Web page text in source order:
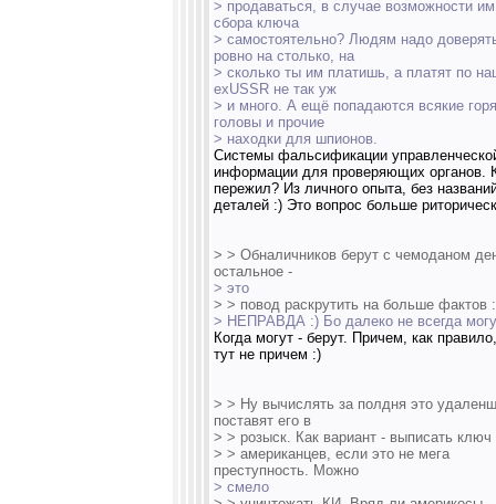
> продаваться, в случае возможности им
сбора ключа
> самостоятельно? Людям надо
ровно на столько, на
> сколько ты им платишь, а платят по
exUSSR не так уж
> и много. А ещё попадаются всякие
головы и прочие
> находки для шпионов.
Системы фальсификации
информации для проверяющих органов.
пережил? Из личного опыта, без
деталей :) Это вопрос больше
> > Обналичников берут с чемоданом
остальное -
> это
> > повод раскрутить на больше фактов
> НЕПРАВДА :) Бо далеко не всегда
Когда могут - берут. Причем, как
тут не причем :)
> > Ну вычислять за полдня это
поставят его в
> > розыск. Как вариант - выписать ключ
> > американцев, если это не мега
преступность. Можно
> смело